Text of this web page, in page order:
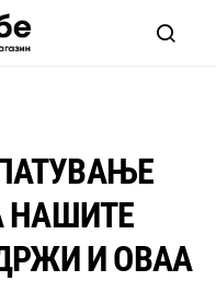
НАШИТЕ
И ОВАА